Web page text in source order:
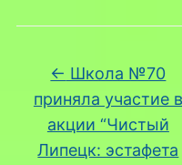
← Школа №70
приняла участие в
акции “Чистый
Липецк: эстафета